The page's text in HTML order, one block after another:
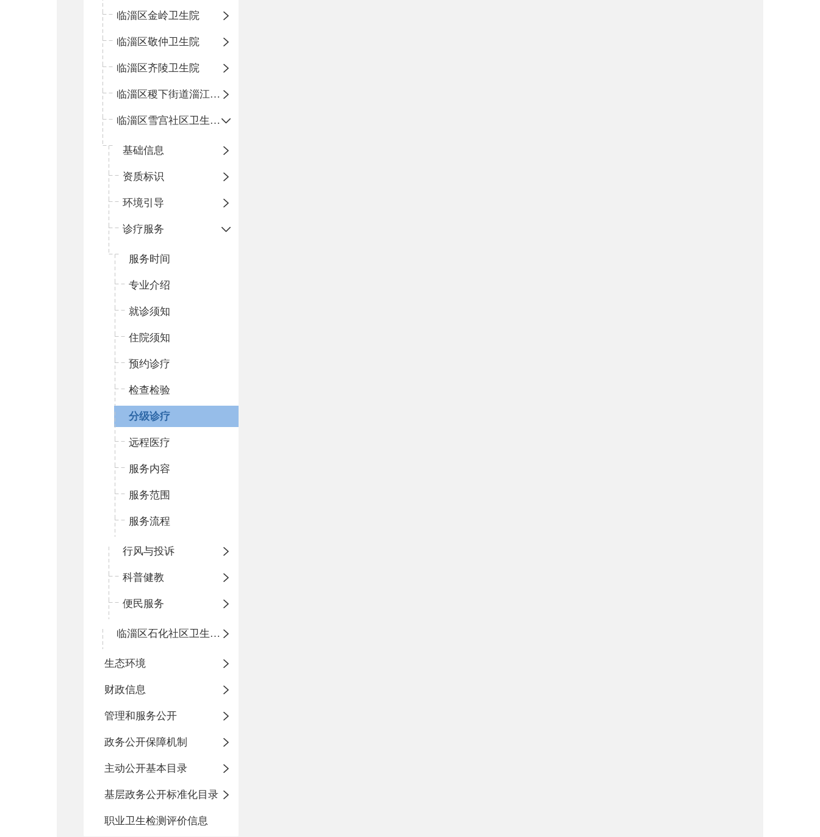
临淄区金岭卫生院
临淄区敬仲卫生院
临淄区齐陵卫生院
临淄区稷下街道淄江社区卫生服务中心
临淄区雪宫社区卫生服务中心
基础信息
资质标识
环境引导
诊疗服务
服务时间
专业介绍
就诊须知
住院须知
预约诊疗
检查检验
分级诊疗
远程医疗
服务内容
服务范围
服务流程
行风与投诉
科普健教
便民服务
临淄区石化社区卫生服务中心
生态环境
财政信息
管理和服务公开
政务公开保障机制
主动公开基本目录
基层政务公开标准化目录
职业卫生检测评价信息